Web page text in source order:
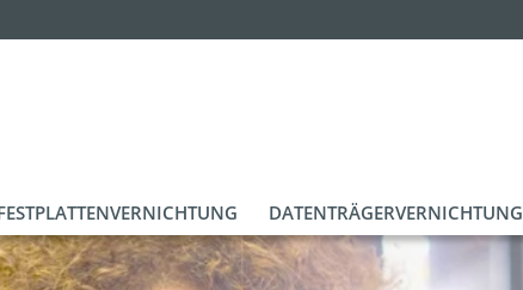
DATENTRÄGERVERNICHTUNG